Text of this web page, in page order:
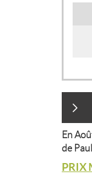
En
de
PRIX